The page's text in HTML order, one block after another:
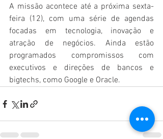
A missão acontece até a próxima sexta-
feira (12), com uma série de agendas
focadas em tecnologia, inovação e
atração de negócios. Ainda estão
programados compromissos com
executivos e direções de bancos e
bigtechs, como Google e Oracle.